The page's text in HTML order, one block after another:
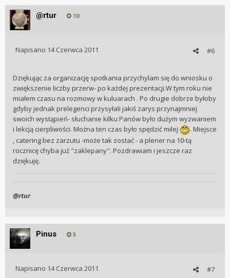
@rtur 10
#6
Napisano 14 Czerwca 2011
Dziękując za organizację spotkania przychylam się do wniosku o
zwiększenie liczby przerw- po każdej prezentacji.W tym roku nie
miałem czasu na rozmowy w kuluarach . Po drugie dobrze byłoby
gdyby jednak prelegenci przysyłali jakiś zarys przynajmniej
swoich wystąpień- słuchanie kilku Panów było dużym wyzwaniem
i lekcją cierpliwości. Można ten czas było spędzić milej
. Miejsce
, catering bez zarzutu -może tak zostać - a plener na 10-tą
rocznicę chyba już "zaklepany". Pozdrawiam i jeszcze raz
dziękuję.
@rtur
Pinus 5
#7
Napisano 14 Czerwca 2011